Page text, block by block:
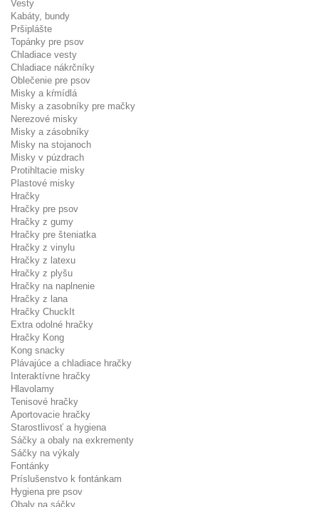
Vesty
Kabáty, bundy
Pršiplášte
Topánky pre psov
Chladiace vesty
Chladiace nákrčníky
Oblečenie pre psov
Misky a kŕmídlá
Misky a zasobníky pre mačky
Nerezové misky
Misky a zásobníky
Misky na stojanoch
Misky v púzdrach
Protihltacie misky
Plastové misky
Hračky
Hračky pre psov
Hračky z gumy
Hračky pre šteniatka
Hračky z vinylu
Hračky z latexu
Hračky z plyšu
Hračky na naplnenie
Hračky z lana
Hračky ChuckIt
Extra odolné hračky
Hračky Kong
Kong snacky
Plávajúce a chladiace hračky
Interaktívne hračky
Hlavolamy
Tenisové hračky
Aportovacie hračky
Starostlivosť a hygiena
Sáčky a obaly na exkrementy
Sáčky na výkaly
Fontánky
Príslušenstvo k fontánkam
Hygiena pre psov
Obaly na sáčky